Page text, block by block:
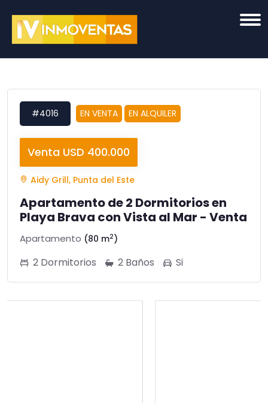
#4016 EN VENTA EN ALQUILER
Venta USD 400.000
Aidy Grill, Punta del Este
Apartamento de 2 Dormitorios en
Playa Brava con Vista al Mar - Venta
Apartamento (80 m2)
2 Dormitorios 2 Baños Si